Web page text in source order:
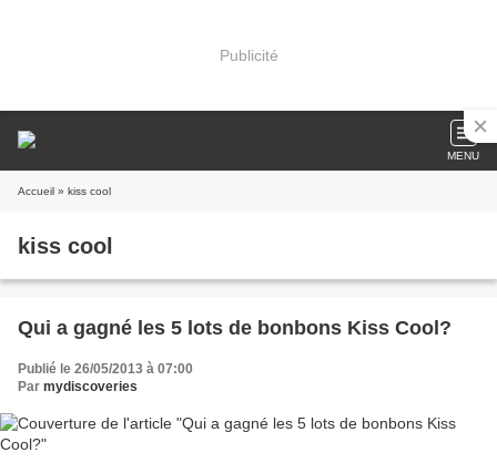
Publicité
MENU
Accueil » kiss cool
kiss cool
Qui a gagné les 5 lots de bonbons Kiss Cool?
Publié le 26/05/2013 à 07:00
Par mydiscoveries